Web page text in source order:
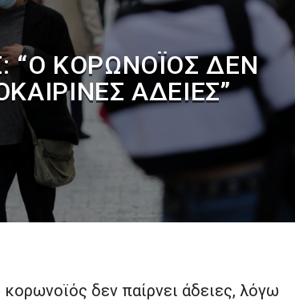
“Ο ΚΟΡΩΝΟΪΌΣ ΔΕΝ
ΆΔΕΙΕΣ”
δεν παίρνει άδειες, λόγω